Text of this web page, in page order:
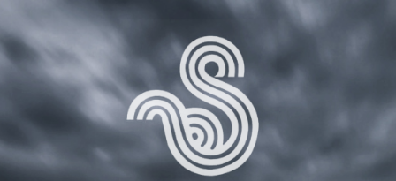
Salta al contenido principal